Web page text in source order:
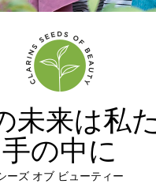
未来は私
手の中に
ーズ オブ ビューティー